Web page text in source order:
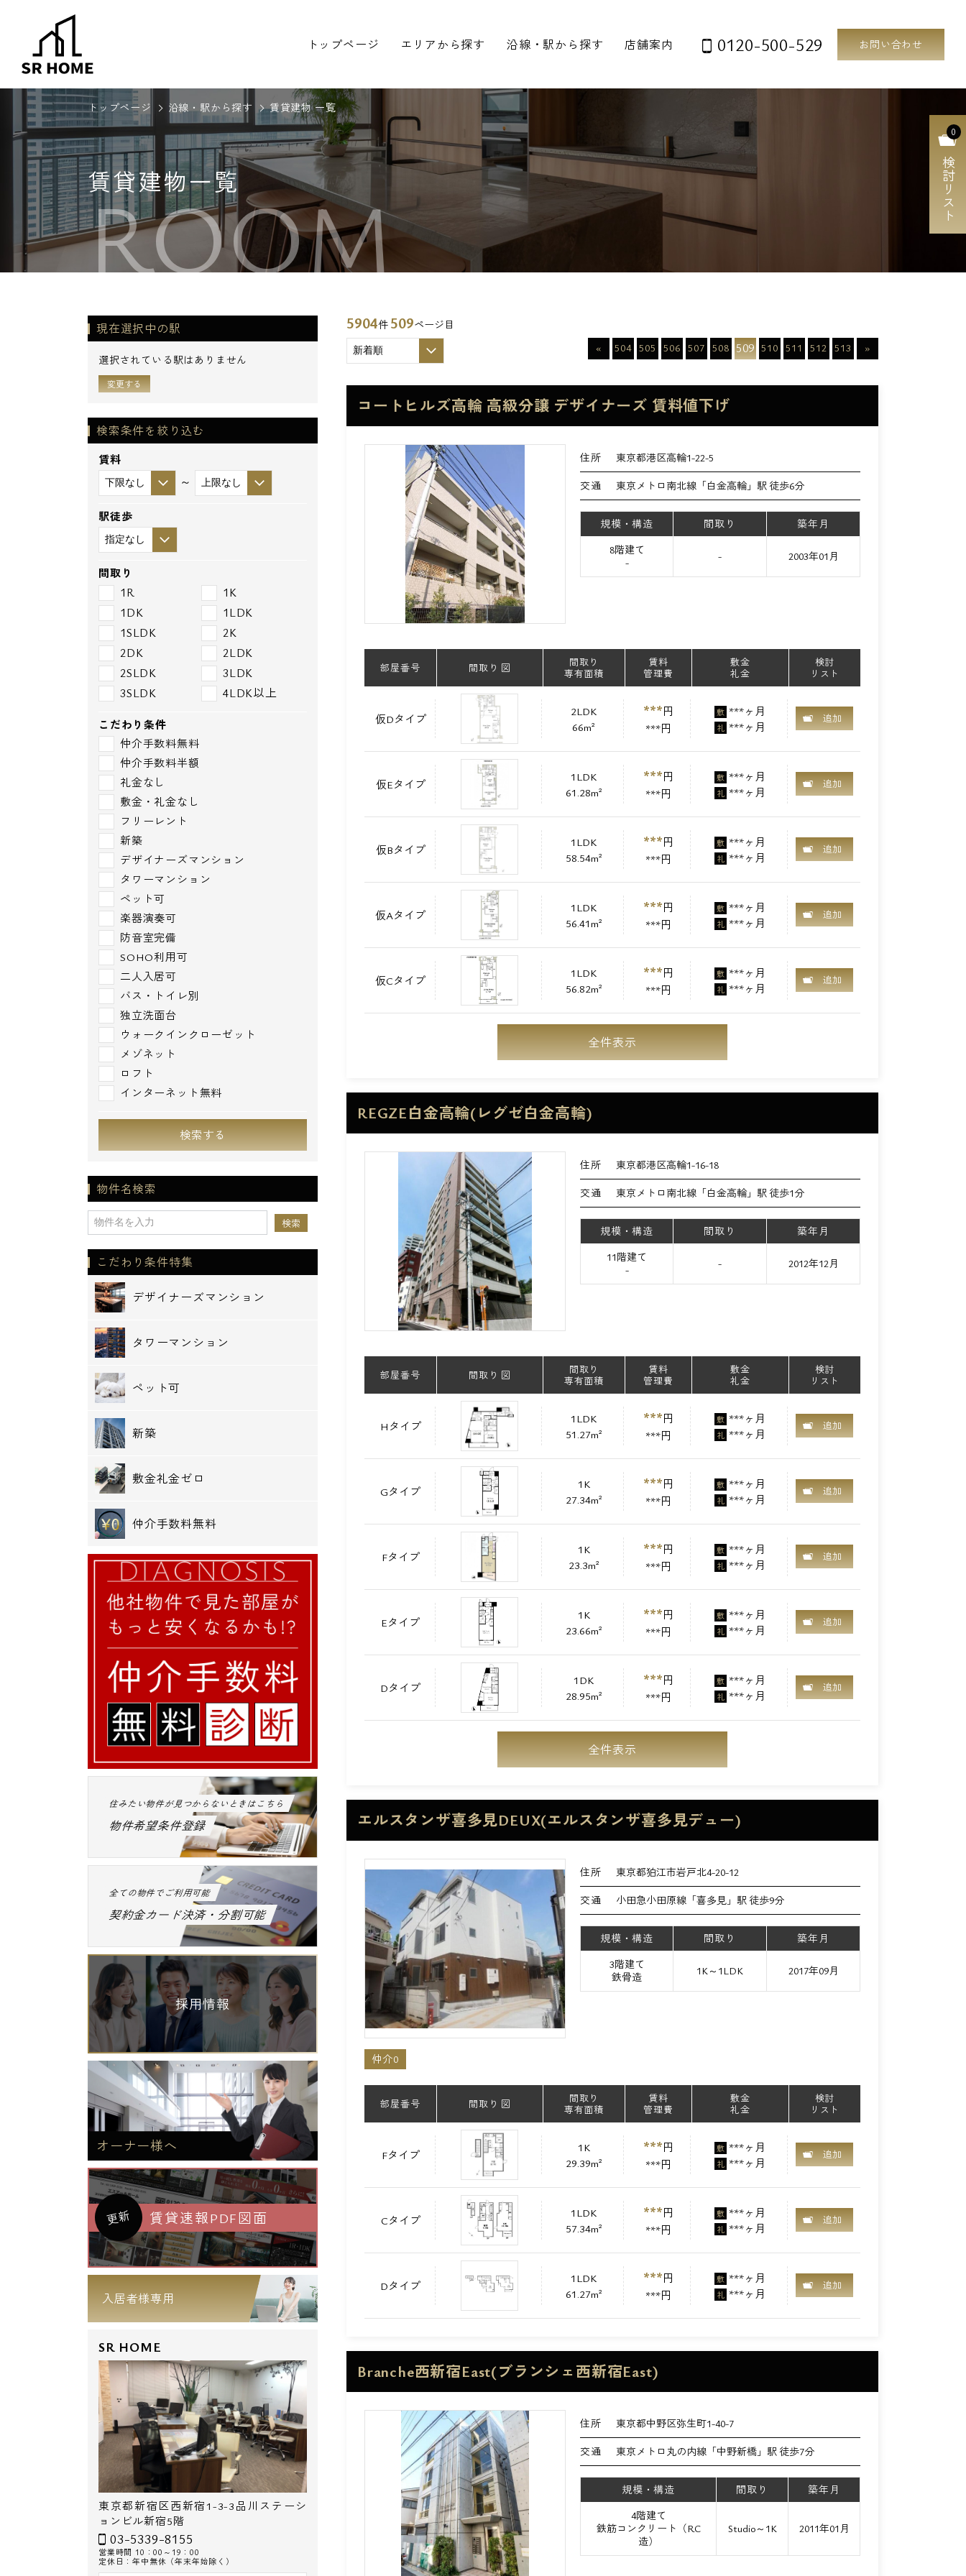
トップページ エリアから探す 沿線・駅から探す 店舗案内 0120-500-529 お問い合わせ
0
検討リスト
トップページ 沿線・駅から探す 賃貸建物 一覧
賃貸建物一覧
ROOM
5904件 509ページ目
«
504 505 506 507 508 509 510 511 512 513 »
コートヒルズ高輪 高級分譲 デザイナーズ 賃料値下げ
住所 東京都港区高輪1-22-5
交通 東京メトロ南北線「白金高輪」駅 徒歩6分
規模・構造 間取り
築年月
8階建て
-
- 2003年01月
部屋番号 間取り 図
間取り
専有面積
賃料
管理費
敷金
礼金
検討
リスト
仮Dタイプ
2LDK
66m²
***円
***円
敷 ***ヶ月
礼 ***ヶ月
追加
仮Eタイプ
1LDK
61.28m²
***円
***円
敷 ***ヶ月
礼 ***ヶ月
追加
仮Bタイプ
1LDK
58.54m²
***円
***円
敷 ***ヶ月
礼 ***ヶ月
追加
仮Aタイプ
1LDK
56.41m²
***円
***円
敷 ***ヶ月
礼 ***ヶ月
追加
仮Cタイプ
1LDK
56.82m²
***円
***円
敷 ***ヶ月
礼 ***ヶ月
追加
全件表示
REGZE白金高輪(レグゼ白金高輪)
住所 東京都港区高輪1-16-18
交通 東京メトロ南北線「白金高輪」駅 徒歩1分
規模・構造 間取り
築年月
11階建て
-
- 2012年12月
部屋番号 間取り 図
間取り
専有面積
賃料
管理費
敷金
礼金
検討
リスト
Hタイプ
1LDK
51.27m²
***円
***円
敷 ***ヶ月
礼 ***ヶ月
追加
Gタイプ
1K
27.34m²
***円
***円
敷 ***ヶ月
礼 ***ヶ月
追加
Fタイプ
1K
23.3m²
***円
***円
敷 ***ヶ月
礼 ***ヶ月
追加
Eタイプ
1K
23.66m²
***円
***円
敷 ***ヶ月
礼 ***ヶ月
追加
Dタイプ
1DK
28.95m²
***円
***円
敷 ***ヶ月
礼 ***ヶ月
追加
全件表示
エルスタンザ喜多見DEUX(エルスタンザ喜多見デュー)
住所 東京都狛江市岩戸北4-20-12
交通 小田急小田原線「喜多見」駅 徒歩9分
規模・構造 間取り
築年月
3階建て
鉄骨造
1K～1LDK 2017年09月
仲介0
部屋番号 間取り 図
間取り
専有面積
賃料
管理費
敷金
礼金
検討
リスト
Fタイプ
1K
29.39m²
***円
***円
敷 ***ヶ月
礼 ***ヶ月
追加
Cタイプ
1LDK
57.34m²
***円
***円
敷 ***ヶ月
礼 ***ヶ月
追加
Dタイプ
1LDK
61.27m²
***円
***円
敷 ***ヶ月
礼 ***ヶ月
追加
Branche西新宿East(ブランシェ西新宿East)
住所 東京都中野区弥生町1-40-7
交通 東京メトロ丸の内線「中野新橋」駅 徒歩7分
規模・構造 間取り
築年月
4階建て
鉄筋コンクリート（RC
造）
Studio～1K 2011年01月
現在選択中の駅
選択されている駅はありません
変更する
検索条件を絞り込む
賃料
～
駅徒歩
間取り
1R
1K
1DK
1LDK
1SLDK
2K
2DK
2LDK
2SLDK
3LDK
3SLDK
4LDK以上
こだわり条件
仲介手数料無料
仲介手数料半額
礼金なし
敷金・礼金なし
フリーレント
新築
デザイナーズマンション
タワーマンション
ペット可
楽器演奏可
防音室完備
SOHO利用可
二人入居可
バス・トイレ別
独立洗面台
ウォークインクローゼット
メゾネット
ロフト
インターネット無料
検索する
物件名検索
こだわり条件特集
デザイナーズマンション
タワーマンション
ペット可
新築
敷金礼金ゼロ
仲介手数料無料
住みたい物件が見つからないときはこちら
物件希望条件登録
全ての物件でご利用可能
契約金カード決済・分割可能
採用情報
オーナー様へ
更新 賃貸速報PDF図面
入居者様専用
SR HOME
東京都新宿区西新宿1-3-3品川ステーシ
ョンビル新宿5階
03-5339-8155
営業時間 10：00～19：00
定休日：年中無休（年末年始除く）